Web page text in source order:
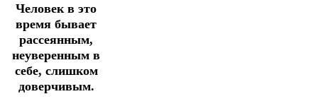
Человек в это
время бывает
рассеянным,
неуверенным в
себе, слишком
доверчивым.